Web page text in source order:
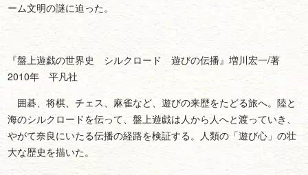
ーム文明の謎に迫った。
『盤上遊戯の世界史 シルクロード 遊びの伝播』増川宏一/著
2010年 平凡社
囲碁、将棋、チェス、麻雀など、遊びの来歴をたどる旅へ。陸と
海のシルクロードを伝って、盤上遊戯は人から人へと渡っていき、
やがて奈良にいたる伝播の経路を検証する。人類の「遊び心」の壮
大な歴史を描いた。